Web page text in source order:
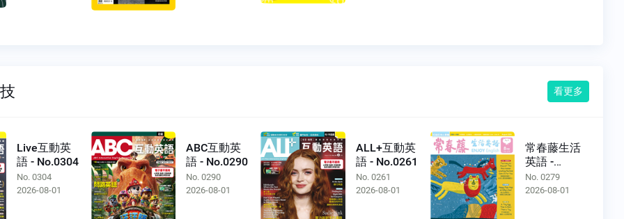
看更多
Live互動英
語 - No.0304
No. 0304
2026-08-01
ABC互動英
語 - No.0290
No. 0290
2026-08-01
ALL+互動英
語 - No.0261
No. 0261
2026-08-01
常春藤生活
英語 -
No.0279
No. 0279
2026-08-01